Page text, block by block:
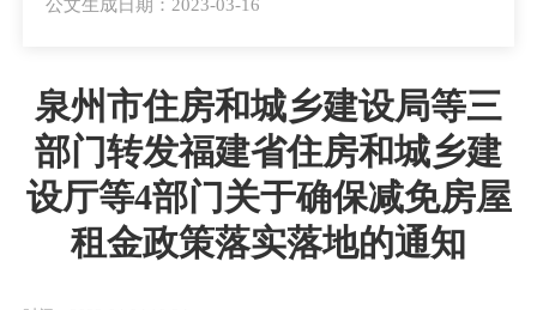
公文生成日期：2023-03-16
泉州市住房和城乡建设局等三
部门转发福建省住房和城乡建
设厅等4部门关于确保减免房屋
租金政策落实落地的通知